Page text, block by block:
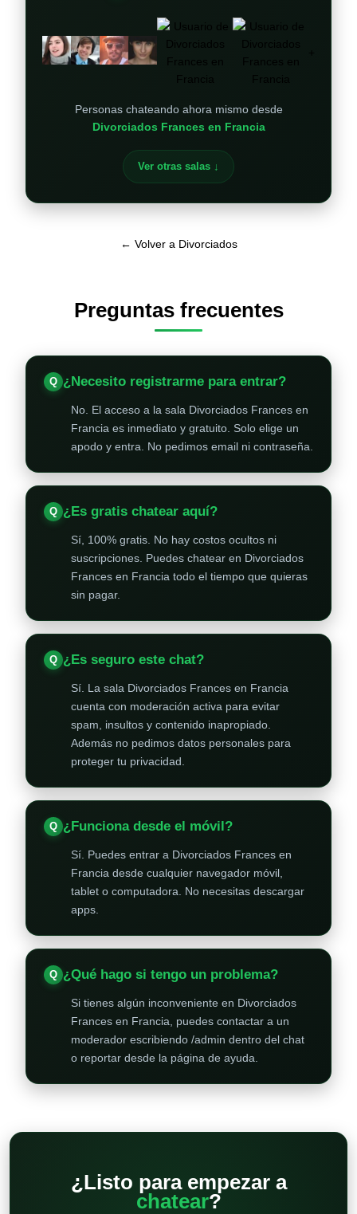
Personas chateando ahora mismo desde
Divorciados Frances en Francia
Ver otras salas ↓
← Volver a Divorciados
Preguntas frecuentes
¿Necesito registrarme para entrar?
No. El acceso a la sala Divorciados Frances en
Francia es inmediato y gratuito. Solo elige un
apodo y entra. No pedimos email ni contraseña.
¿Es gratis chatear aquí?
Sí, 100% gratis. No hay costos ocultos ni
suscripciones. Puedes chatear en Divorciados
Frances en Francia todo el tiempo que quieras
sin pagar.
¿Es seguro este chat?
Sí. La sala Divorciados Frances en Francia
cuenta con moderación activa para evitar
spam, insultos y contenido inapropiado.
Además no pedimos datos personales para
proteger tu privacidad.
¿Funciona desde el móvil?
Sí. Puedes entrar a Divorciados Frances en
Francia desde cualquier navegador móvil,
tablet o computadora. No necesitas descargar
apps.
¿Qué hago si tengo un problema?
Si tienes algún inconveniente en Divorciados
Frances en Francia, puedes contactar a un
moderador escribiendo /admin dentro del chat
o reportar desde la página de ayuda.
¿Listo para empezar a
chatear?